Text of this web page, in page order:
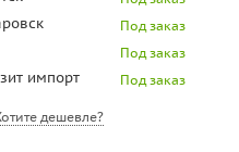
Под заказ
Под заказ
импорт Под заказ
дешевле?